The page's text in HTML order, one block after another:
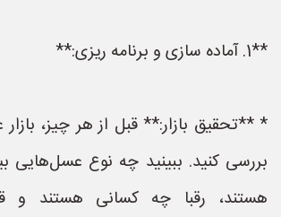
**1. آماده سازی و برنامه ریزی:**
* **تحقیق بازار:** قبل از هر چیز،
بررسی کنید. ببینید چه نوع عسل‌هایی
هستند، رقبا چه کسانی هستند و